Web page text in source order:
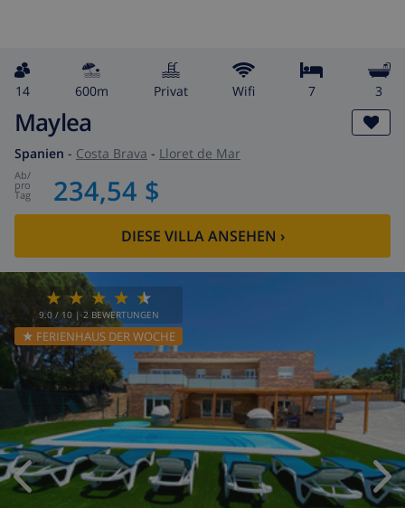
14 600m Privat wifi 7 3
Maylea
Spanien - Costa Brava - Lloret de Mar
ab/
pro
Tag 234,54 $
DIESE VILLA ANSEHEN ›
9.0/ 10 |2 BEWERTUNGEN
★ FERIENHAUS DER WOCHE